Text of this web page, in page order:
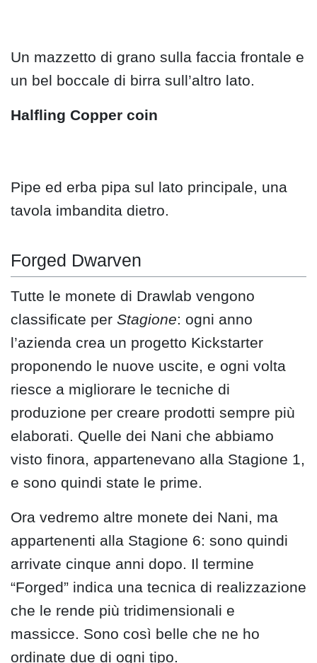
Un mazzetto di grano sulla faccia frontale e
un bel boccale di birra sull’altro lato.
Halfling Copper coin
Pipe ed erba pipa sul lato principale, una
tavola imbandita dietro.
Forged Dwarven
Tutte le monete di Drawlab vengono
classificate per Stagione: ogni anno
l’azienda crea un progetto Kickstarter
proponendo le nuove uscite, e ogni volta
riesce a migliorare le tecniche di
produzione per creare prodotti sempre più
elaborati. Quelle dei Nani che abbiamo
visto finora, appartenevano alla Stagione 1,
e sono quindi state le prime.
Ora vedremo altre monete dei Nani, ma
appartenenti alla Stagione 6: sono quindi
arrivate cinque anni dopo. Il termine
“Forged” indica una tecnica di realizzazione
che le rende più tridimensionali e
massicce. Sono così belle che ne ho
ordinate due di ogni tipo.